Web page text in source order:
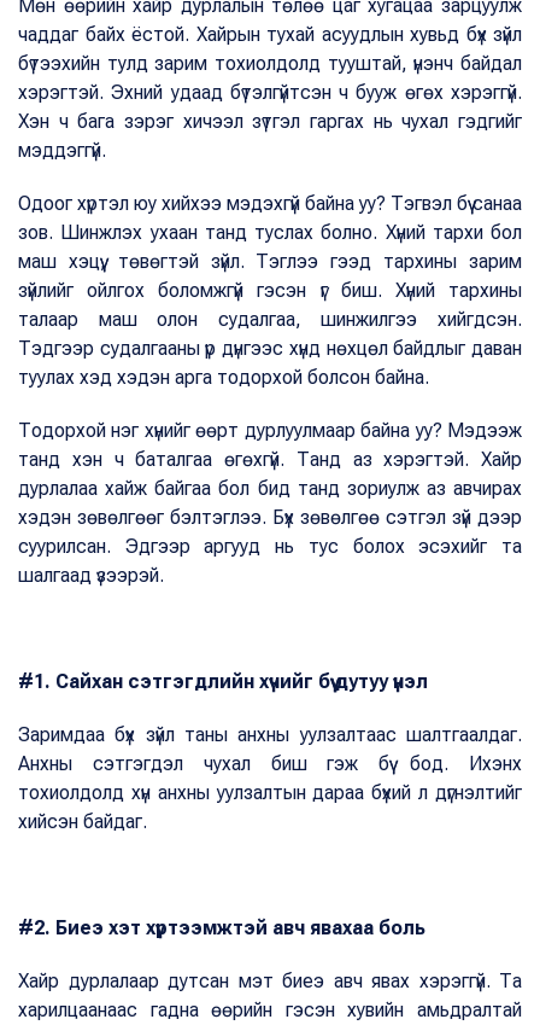
Мөн өөрийн хайр дурлалын төлөө цаг хугацаа зарцуулж
чаддаг байх ёстой. Хайрын тухай асуудлын хувьд бүх зүйл
бүтээхийн тулд зарим тохиолдолд тууштай, үнэнч байдал
хэрэгтэй. Эхний удаад бүтэлгүйтсэн ч бууж өгөх хэрэггүй.
Хэн ч бага зэрэг хичээл зүтгэл гаргах нь чухал гэдгийг
мэддэггүй.
Одоог хүртэл юу хийхээ мэдэхгүй байна уу? Тэгвэл бүү санаа
зов. Шинжлэх ухаан танд туслах болно. Хүний тархи бол
маш хэцүү, төвөгтэй зүйл. Тэглээ гээд тархины зарим
зүйлийг ойлгох боломжгүй гэсэн үг биш. Хүний тархины
талаар маш олон судалгаа, шинжилгээ хийгдсэн.
Тэдгээр судалгааны үр дүнгээс хүнд нөхцөл байдлыг даван
туулах хэд хэдэн арга тодорхой болсон байна.
Тодорхой нэг хүнийг өөрт дурлуулмаар байна уу? Мэдээж
танд хэн ч баталгаа өгөхгүй. Танд аз хэрэгтэй. Хайр
дурлалаа хайж байгаа бол бид танд зориулж аз авчирах
хэдэн зөвөлгөөг бэлтэглээ. Бүх зөвөлгөө сэтгэл зүй дээр
суурилсан. Эдгээр аргууд нь тус болох эсэхийг та
шалгаад үзээрэй.
#1. Сайхан сэтгэгдлийн хүчийг бүү дутуу үнэл
Заримдаа бүх зүйл таны анхны уулзалтаас шалтгаалдаг.
Анхны сэтгэгдэл чухал биш гэж бүү бод. Ихэнх
тохиолдолд хүн анхны уулзалтын дараа бүхий л дүгнэлтийг
хийсэн байдаг.
#2. Биеэ хэт хүртээмжтэй авч явахаа боль
Хайр дурлалаар дутсан мэт биеэ авч явах хэрэггүй. Та
харилцаанаас гадна өөрийн гэсэн хувийн амьдралтай